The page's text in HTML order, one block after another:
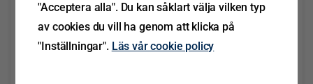
från ERMAX. Ordentlig arbetsbelysning är viktigt för
säkerheten när man jobbar med och utanför fordonet
och därför använder ERMAX den modernaste LED-
"Acceptera alla". Du kan såklart välja vilken typ
av cookies du vill ha genom att klicka på
"Inställningar". Läs vår cookie policy